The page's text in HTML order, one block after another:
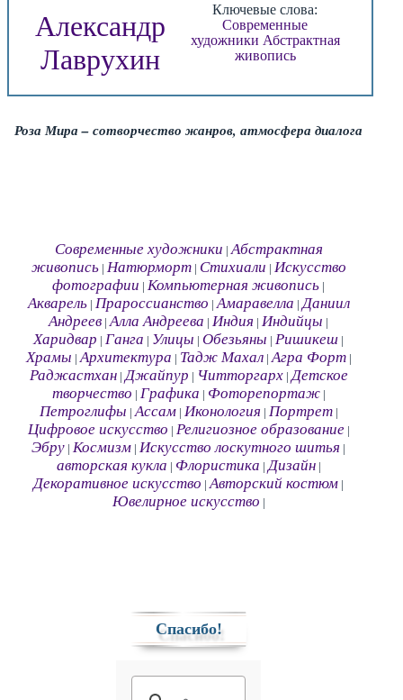
Александр
Лаврухин
Ключевые слова:
Современные
художники Абстрактная
живопись
Роза Мира – сотворчество жанров, атмосфера диалога
Современные художники |Абстрактная
живопись| Натюрморт| Стихиали Искусство
фотографии |Компьютерная живопись
Акварель| Прароссианство |Амаравелла |Даниил
Андреев |Алла Андреева |Индия |Индийцы
Харидвар |Ганга Улицы |Обезьяны |Ришикеш
Храмы |Архитектура Тадж Махал|Агра Форт|
Раджастхан|Джайпур Читторгарх|Детское
творчество Графика Фоторепортаж|
Петроглифы |Ассам| Иконология Портрет|
Цифровое искусство Религиозное образование|
Эбру |Космизм |Искусство лоскутного шитья
авторская кукла Флористика |Дизайн|
Декоративное искусство |Авторский костюм
Ювелирное искусство
Спасибо!